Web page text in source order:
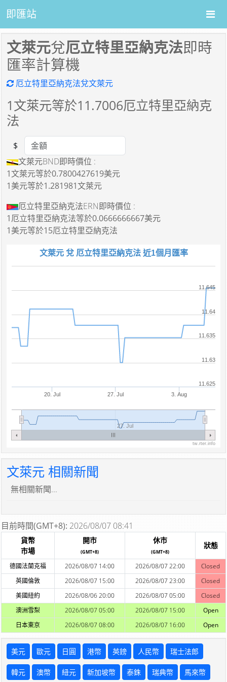
即匯站
文萊元兌厄立特里亞納克法即時
匯率計算機
厄立特里亞納克法兌文萊元
1文萊元等於11.7006厄立特里亞納克
法
Amount
$
文萊元BND即時價位 :
1文萊元等於0.7800427619美元
1美元等於1.281981文萊元
厄立特里亞納克法ERN即時價位 :
1厄立特里亞納克法等於0.0666666667美元
1美元等於15厄立特里亞納克法
文萊元 兌 厄立特里亞納克法 近1個月匯率
20. Jul 27. Jul 3. Aug
27. Jul
11.625
11.63
11.635
11.64
11.645
tw.rter.info
文萊元 相關新聞
無相關新聞...
目前時間(GMT+8): 2026/08/07 08:41
貨幣
市場
開市
(GMT+8)
休市
(GMT+8)
狀態
德國法蘭克福 2026/08/07 14:00 2026/08/07 22:00
Closed
英國倫敦
2026/08/07 15:00 2026/08/07 23:00
Closed
美國紐約
2026/08/06 20:00 2026/08/07 05:00
Closed
澳洲雪梨
2026/08/07 05:00 2026/08/07 15:00
Open
日本東京
2026/08/07 08:00 2026/08/07 16:00 Open
美元 歐元 日圓 港幣 英鎊 人民幣 瑞士法郎
韓元 澳幣 紐元 新加坡幣 泰銖 瑞典幣 馬來幣